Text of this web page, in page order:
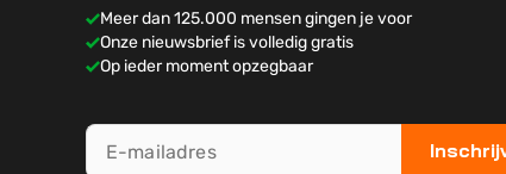
Meer dan 125.000 mensen gingen je voor
Onze nieuwsbrief is volledig gratis
Op ieder moment opzegbaar